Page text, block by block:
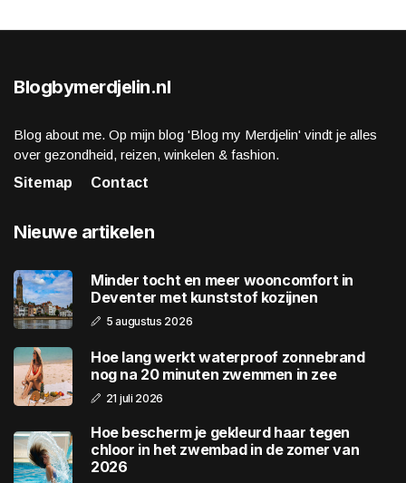
Blogbymerdjelin.nl
Blog about me. Op mijn blog 'Blog my Merdjelin' vindt je alles
over gezondheid, reizen, winkelen & fashion.
Sitemap
Contact
Nieuwe artikelen
Minder tocht en meer wooncomfort in
Deventer met kunststof kozijnen
5 augustus 2026
Hoe lang werkt waterproof zonnebrand
nog na 20 minuten zwemmen in zee
21 juli 2026
Hoe bescherm je gekleurd haar tegen
chloor in het zwembad in de zomer van
2026